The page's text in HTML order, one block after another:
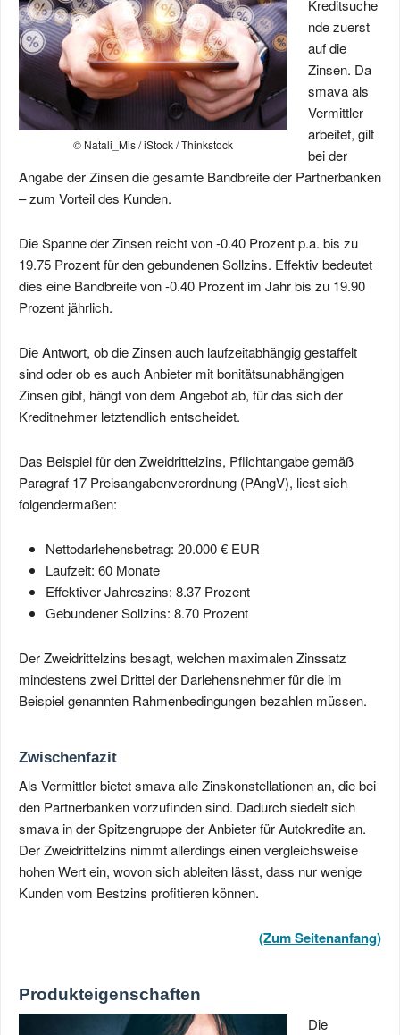
© Natali_Mis / iStock / Thinkstock
Kreditsuche
nde zuerst
auf die
Zinsen. Da
smava als
Vermittler
arbeitet, gilt
bei der
Angabe der Zinsen die gesamte Bandbreite der Partnerbanken
– zum Vorteil des Kunden.
Die Spanne der Zinsen reicht von -0.40 Prozent p.a. bis zu
19.75 Prozent für den gebundenen Sollzins. Effektiv bedeutet
dies eine Bandbreite von -0.40 Prozent im Jahr bis zu 19.90
Prozent jährlich.
Die Antwort, ob die Zinsen auch laufzeitabhängig gestaffelt
sind oder ob es auch Anbieter mit bonitätsunabhängigen
Zinsen gibt, hängt von dem Angebot ab, für das sich der
Kreditnehmer letztendlich entscheidet.
Das Beispiel für den Zweidrittelzins, Pflichtangabe gemäß
Paragraf 17 Preisangabenverordnung (PAngV), liest sich
folgendermaßen:
Nettodarlehensbetrag: 20.000 € EUR
Laufzeit: 60 Monate
Effektiver Jahreszins: 8.37 Prozent
Gebundener Sollzins: 8.70 Prozent
Der Zweidrittelzins besagt, welchen maximalen Zinssatz
mindestens zwei Drittel der Darlehensnehmer für die im
Beispiel genannten Rahmenbedingungen bezahlen müssen.
Zwischenfazit
Als Vermittler bietet smava alle Zinskonstellationen an, die bei
den Partnerbanken vorzufinden sind. Dadurch siedelt sich
smava in der Spitzengruppe der Anbieter für Autokredite an.
Der Zweidrittelzins nimmt allerdings einen vergleichsweise
hohen Wert ein, wovon sich ableiten lässt, dass nur wenige
Kunden vom Bestzins profitieren können.
(Zum Seitenanfang)
Produkteigenschaften
Die